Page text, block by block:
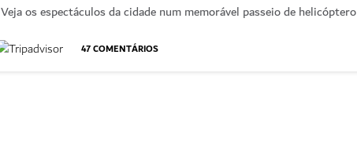
Veja os espectáculos da cidade num memorável passeio de helicóptero
47COMENTÁRIOS